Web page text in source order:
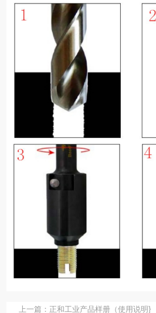
上一篇： 正和工业产品样册（使用说明}